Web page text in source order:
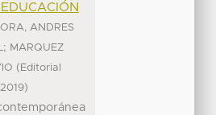
ANDRES
; MARQUEZ
( Editorial
2019)